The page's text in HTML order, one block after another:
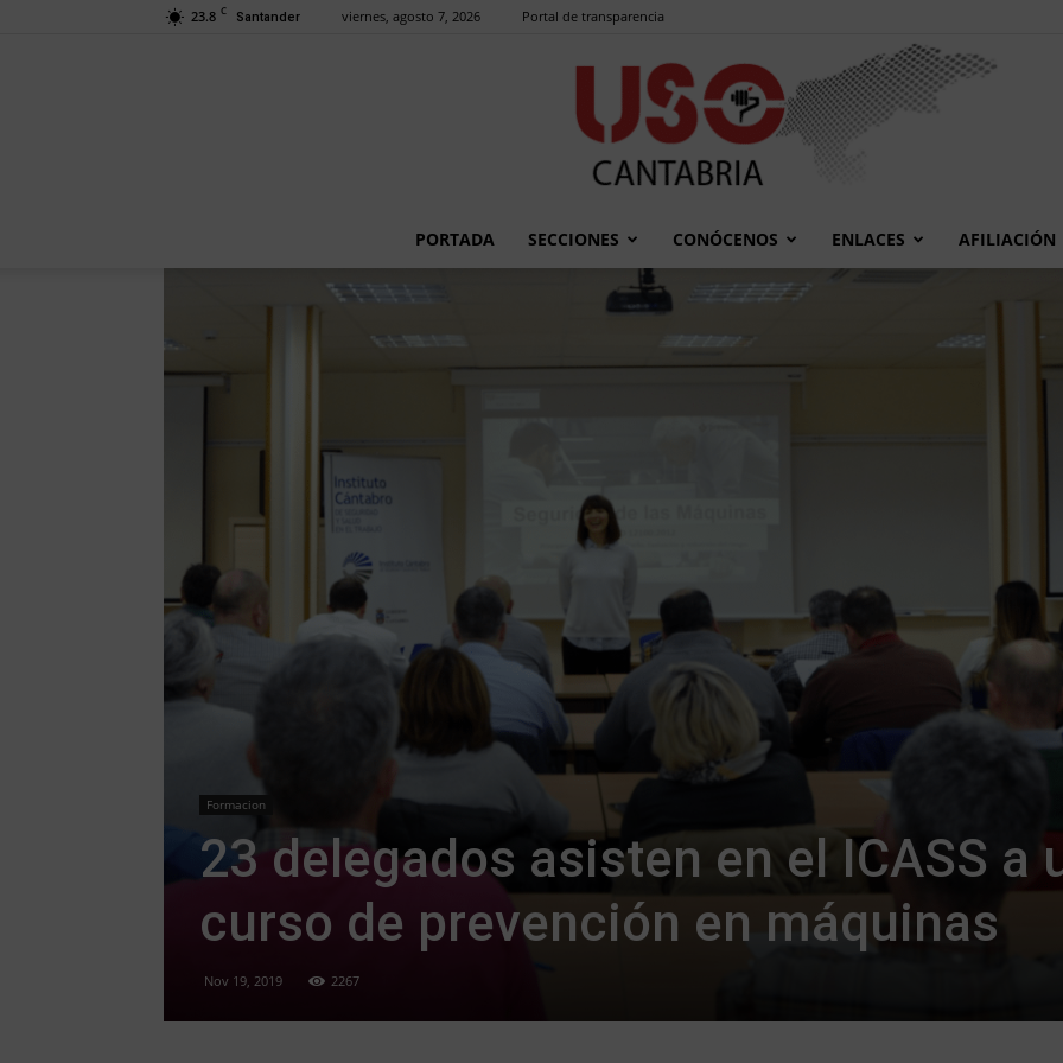
23.8 C Santander viernes, agosto 7, 2026 Portal de transparencia
USO
PORTADA SECCIONES CONÓCENOS ENLACES AFILIACIÓN
Formacion
23 delegados asisten en el ICASS a
curso de prevención en máquinas
Nov 19, 2019 2267